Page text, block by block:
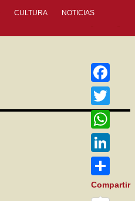
CULTURA NOTICIAS
Facebook
Twitter
WhatsApp
LinkedIn
Compartir